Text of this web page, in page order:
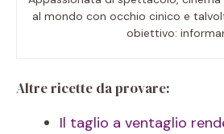
al mondo con occhio cinico e
obiettivo:
Altre ricette da provare:
Il taglio a ventaglio